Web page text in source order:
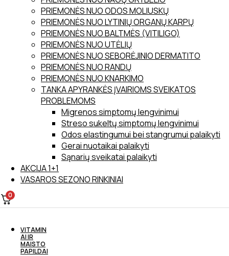
PRIEMONĖS NUO ODOS MOLIUSKŲ
PRIEMONĖS NUO LYTINIŲ ORGANŲ KARPŲ
PRIEMONĖS NUO BALTMĖS (VITILIGO)
PRIEMONĖS NUO UTĖLIŲ
PRIEMONĖS NUO SEBORĖJINIO DERMATITO
PRIEMONĖS NUO RANDŲ
PRIEMONĖS NUO KNARKIMO
TANKA APYRANKĖS ĮVAIRIOMS SVEIKATOS
PROBLEMOMS
Migrenos simptomų lengvinimui
Streso sukeltų simptomų lengvinimui
Odos elastingumui bei stangrumui palaikyti
Gerai nuotaikai palaikyti
Sąnarių sveikatai palaikyti
AKCIJA 1+1
VASAROS SEZONO RINKINIAI
0
VITAMIN
AI IR
MAISTO
PAPILDAI